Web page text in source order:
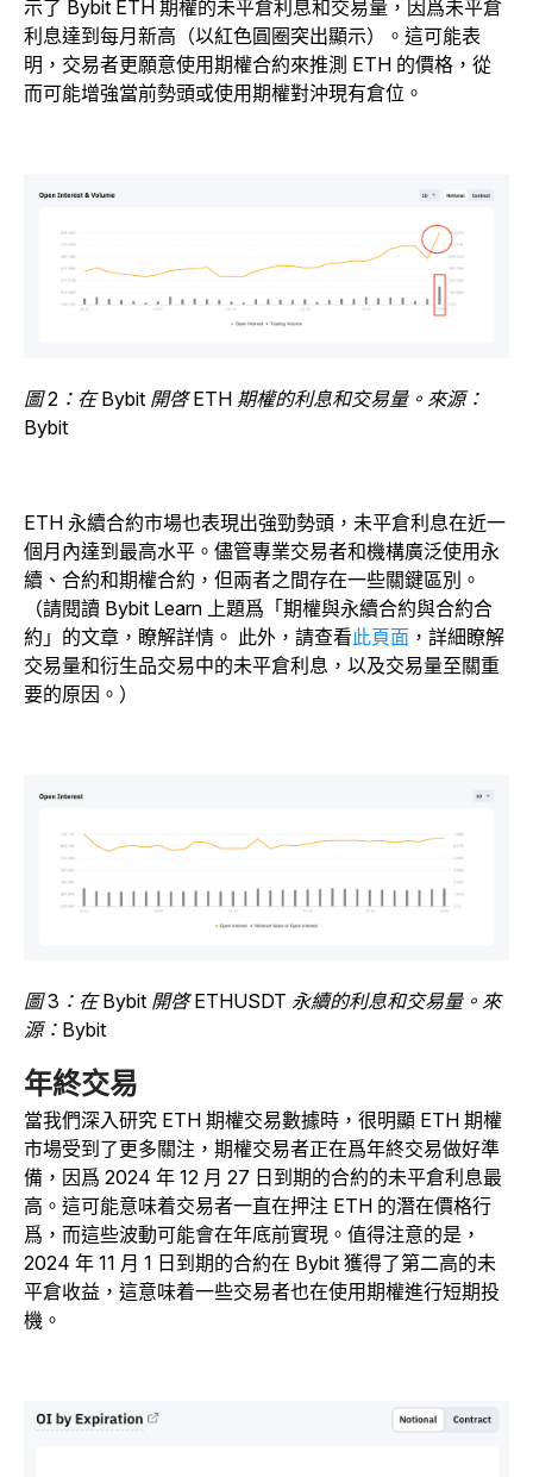
示了 Bybit ETH 期權的未平倉利息和交易量，因爲未平倉
利息達到每月新高（以紅色圓圈突出顯示）。這可能表
明，交易者更願意使用期權合約來推測 ETH 的價格，從
而可能增強當前勢頭或使用期權對沖現有倉位。
圖 2：在 Bybit 開啓 ETH 期權的利息和交易量。來源：
Bybit
ETH 永續合約市場也表現出強勁勢頭，未平倉利息在近一
個月內達到最高水平。儘管專業交易者和機構廣泛使用永
續、合約和期權合約，但兩者之間存在一些關鍵區別。
（請閱讀 Bybit Learn 上題爲「期權與永續合約與合約合
約」的文章，瞭解詳情。 此外，請查看此頁面 ，詳細瞭解
交易量和衍生品交易中的未平倉利息，以及交易量至關重
要的原因。）
圖 3：在 Bybit 開啓 ETHUSDT 永續的利息和交易量。來
源：Bybit
年終交易
當我們深入研究 ETH 期權交易數據時，很明顯 ETH 期權
市場受到了更多關注，期權交易者正在爲年終交易做好準
備，因爲 2024 年 12 月 27 日到期的合約的未平倉利息最
高。這可能意味着交易者一直在押注 ETH 的潛在價格行
爲，而這些波動可能會在年底前實現。值得注意的是，
2024 年 11 月 1 日到期的合約在 Bybit 獲得了第二高的未
平倉收益，這意味着一些交易者也在使用期權進行短期投
機。